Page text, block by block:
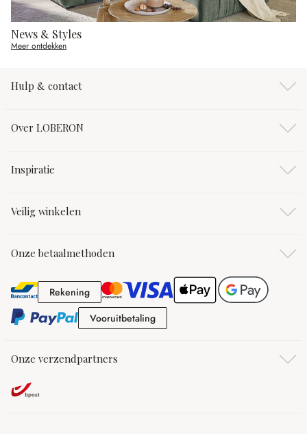
News & Styles
Meer ontdekken
Hulp & contact
Over LOBERON
Inspiratie
Veilig winkelen
Onze betaalmethoden
RekeningRekening
VooruitbetalingVooruitbetaling
Onze verzendpartners